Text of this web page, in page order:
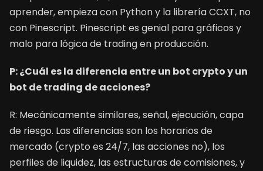
aprender, empieza con Python y la librería CCXT, no
con Pinescript. Pinescript es genial para gráficos y
malo para lógica de trading en producción.
P: ¿Cuál es la diferencia entre un bot crypto y un
bot de trading de acciones?
R: Mecánicamente similares, señal, ejecución, capa
de riesgo. Las diferencias son los horarios de
mercado (crypto es 24/7, las acciones no), los
perfiles de liquidez, las estructuras de comisiones, y